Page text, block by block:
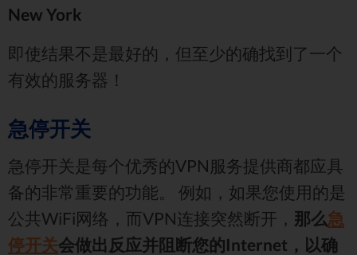
New York
即使结果不是最好的，但至少的确找到了一个
有效的服务器！
急停开关
急停开关是每个优秀的VPN服务提供商都应具
备的非常重要的功能。 例如，如果您使用的是
公共WiFi网络，而VPN连接突然断开， 那么急
停开关会做出反应并阻断您的Internet，以确